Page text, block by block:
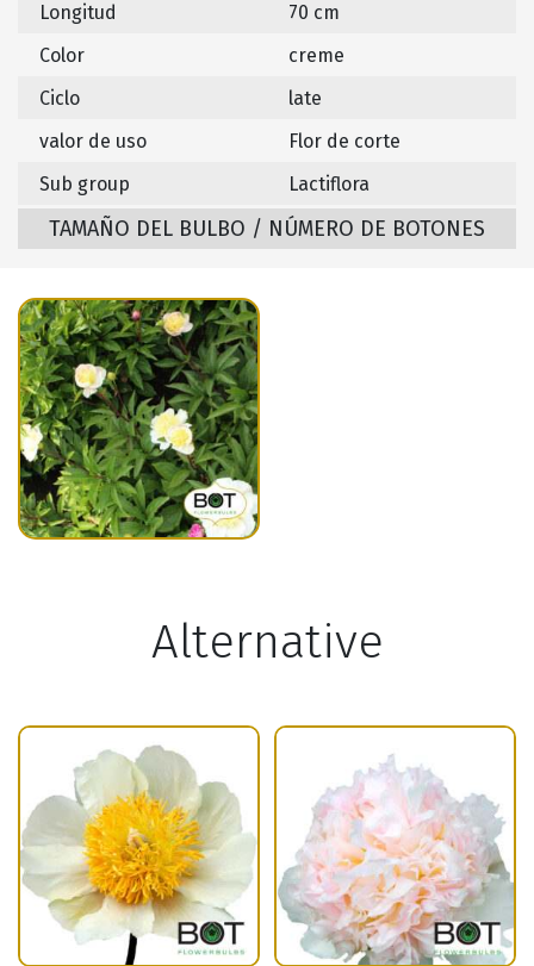
Longitud
70 cm
Color
creme
Ciclo
late
valor de uso
Flor de corte
Sub group
Lactiflora
TAMAÑO DEL BULBO / NÚMERO DE BOTONES
Alternative